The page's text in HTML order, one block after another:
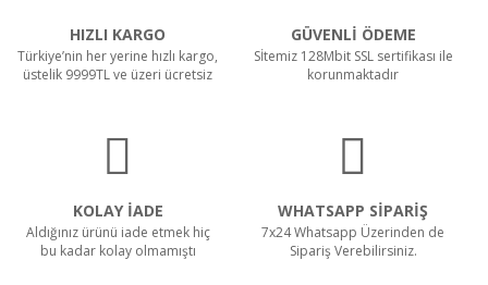
HIZLI KARGO
Türkiye’nin her yerine hızlı kargo,
üstelik 9999TL ve üzeri ücretsiz
GÜVENLİ ÖDEME
Sİtemiz 128Mbit SSL sertifikası ile
korunmaktadır
KOLAY İADE
Aldığınız ürünü iade etmek hiç
bu kadar kolay olmamıştı
WHATSAPP SİPARİŞ
7x24 Whatsapp Üzerinden de
Sipariş Verebilirsiniz.